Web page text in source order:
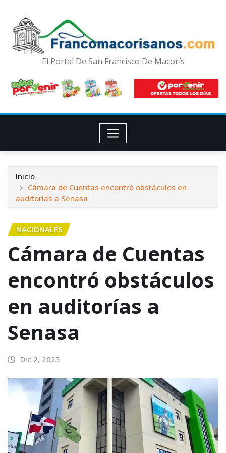
El Portal De San Francisco De Macorís
Inicio
Cámara de Cuentas encontró obstáculos en
auditorías a Senasa
NACIONALES
Cámara de Cuentas
encontró obstáculos
en auditorías a
Senasa
Dic 2, 2025